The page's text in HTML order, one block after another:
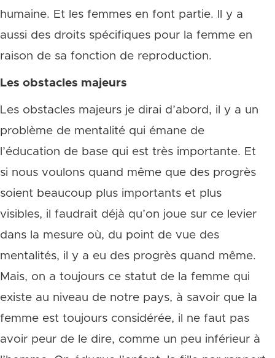
humaine. Et les femmes en font partie. Il y a
aussi des droits spécifiques pour la femme en
raison de sa fonction de reproduction.
Les obstacles majeurs
Les obstacles majeurs je dirai d’abord, il y a un
problème de mentalité qui émane de
l’éducation de base qui est très importante. Et
si nous voulons quand même que des progrès
soient beaucoup plus importants et plus
visibles, il faudrait déjà qu’on joue sur ce levier
dans la mesure où, du point de vue des
mentalités, il y a eu des progrès quand même.
Mais, on a toujours ce statut de la femme qui
existe au niveau de notre pays, à savoir que la
femme est toujours considérée, il ne faut pas
avoir peur de le dire, comme un peu inférieur à